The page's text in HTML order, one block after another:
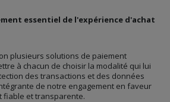
essentiel de l'expérience d'achat
plusieurs solutions de paiement
à chacun de choisir la modalité qui lui
des transactions et des données
de notre engagement en faveur
fiable et transparente.